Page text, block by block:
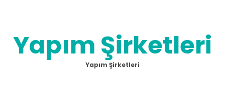
Yapım Şirketleri
Yapım Şirketleri